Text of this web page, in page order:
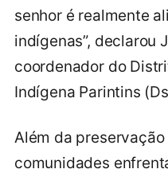
senhor é realmente
indígenas”, declarou
coordenador do
Indígena Parintins
Além da
comunidades